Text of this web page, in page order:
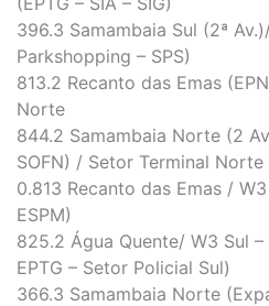
396.3 Samambaia Sul (2ª
Parkshopping – SPS)
813.2 Recanto das Emas
Norte
844.2 Samambaia Norte (2
SOFN) / Setor Terminal Norte
0.813 Recanto das Emas /
ESPM)
825.2 Água Quente/ W3 Sul
EPTG – Setor Policial Sul)
366.3 Samambaia Norte